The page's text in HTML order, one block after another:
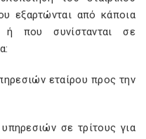
εξαρτώνται από κάποια
που συνίστανται σε
εταίρου προς την
σε τρίτους για